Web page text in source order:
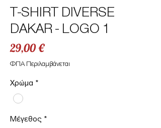
T-SHIRT DIVERSE
DAKAR - LOGO 1
29,00 €Τιμή
ΦΠΑ Περιλαμβάνεται
Χρώμα *
Μέγεθος *